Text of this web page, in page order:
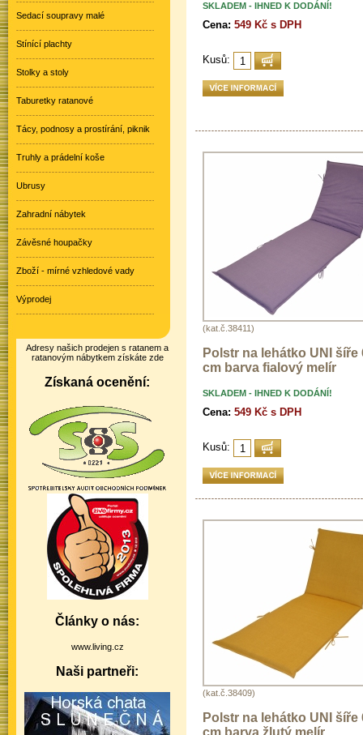
SKLADEM - IHNED K DODÁNÍ!
Cena: 549 Kč s DPH
Kusů:
(kat.č.38411)
Polstr na lehátko UNI šíře
cm barva fialový melír
SKLADEM - IHNED K DODÁNÍ!
Cena: 549 Kč s DPH
Kusů:
(kat.č.38409)
Polstr na lehátko UNI šíře
Sedací soupravy malé
Stínící plachty
Stolky a stoly
Taburetky ratanové
Tácy, podnosy a prostírání, piknik
Truhly a prádelní koše
Ubrusy
Zahradní nábytek
Závěsné houpačky
Zboží - mírné vzhledové vady
Výprodej
Adresy našich prodejen s ratanem a
ratanovým nábytkem získáte zde
Získaná ocenění:
Články o nás:
www.living.cz
Naši partneři: